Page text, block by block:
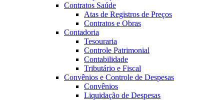
Contratos Saúde
Atas de Registros de Preços
Contratos e Obras
Contadoria
Tesouraria
Controle Patrimonial
Contabilidade
Tributário e Fiscal
Convênios e Controle de Despesas
Convênios
Liquidação de Despesas